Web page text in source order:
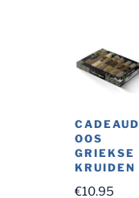
CADEAUD
OOS
GRIEKSE
KRUIDEN
€10.95